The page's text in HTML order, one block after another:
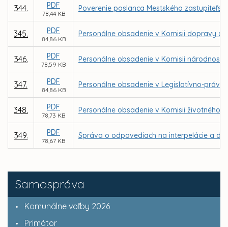
Samospráva
Komunálne voľby 2026
Primátor
344. PDF
78,44 KB
Poverenie poslanca Mestského
345. PDF
84,86 KB
Personálne obsadenie v Komisii dopravy a
346. PDF
78,59 KB
Personálne obsadenie v Komisii
347. PDF
84,86 KB
Personálne obsadenie v Legislatívno-
348. PDF
78,73 KB
Personálne obsadenie v Komisii životného
349. PDF
78,67 KB
Správa o odpovediach na interpelácie a